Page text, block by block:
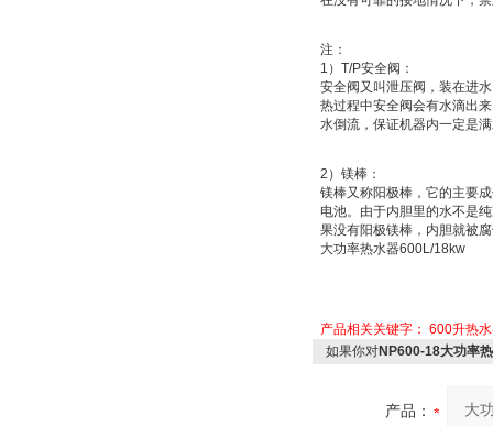
注：
1 ） T/P安全阀：
安全阀又叫泄压阀 ，装在进
热过程中安全阀会有水滴出
水倒流，保证机器内一定是
2 ） 镁棒：
镁棒又称阳极棒 ，它的主要
电池。由于内胆里的水不是
果没有阳极镁棒，内胆就被
大功率热水器600L/18kw
产品相关关键字： 600升热
如果你对NP600-18大功率
产品：